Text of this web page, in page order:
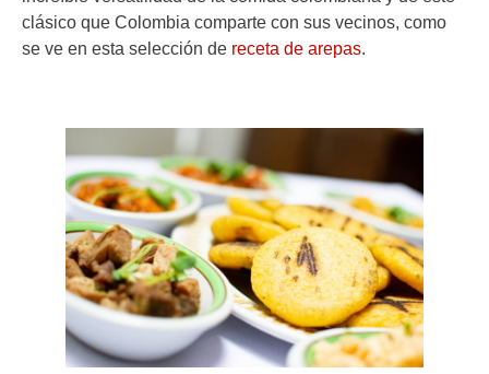
clásico que Colombia comparte con sus vecinos, como
se ve en esta selección de receta de arepas.